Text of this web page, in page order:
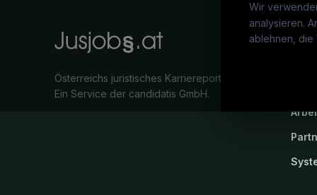
Wir
analysieren.
ablehnen, die
Österreichs juristisches Karriereportal.
Ein Service der candidatis GmbH.